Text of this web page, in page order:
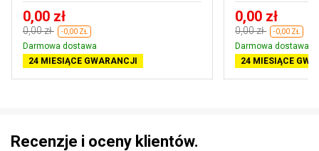
0,00 zł
0,00 zł -0,00 ZŁ
Darmowa dostawa
24 MIESIĄCE GWARANCJI
0,00 zł
0,00 zł -0,00 ZŁ
Darmowa dostawa
24 MIESIĄCE
Recenzje i oceny klientów.